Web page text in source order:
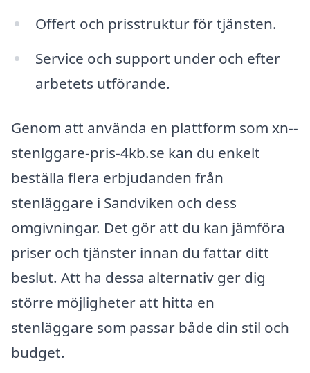
Offert och prisstruktur för tjänsten.
Service och support under och efter
arbetets utförande.
Genom att använda en plattform som xn--
stenlggare-pris-4kb.se kan du enkelt
beställa flera erbjudanden från
stenläggare i Sandviken och dess
omgivningar. Det gör att du kan jämföra
priser och tjänster innan du fattar ditt
beslut. Att ha dessa alternativ ger dig
större möjligheter att hitta en
stenläggare som passar både din stil och
budget.